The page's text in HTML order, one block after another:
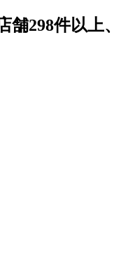
298件以上